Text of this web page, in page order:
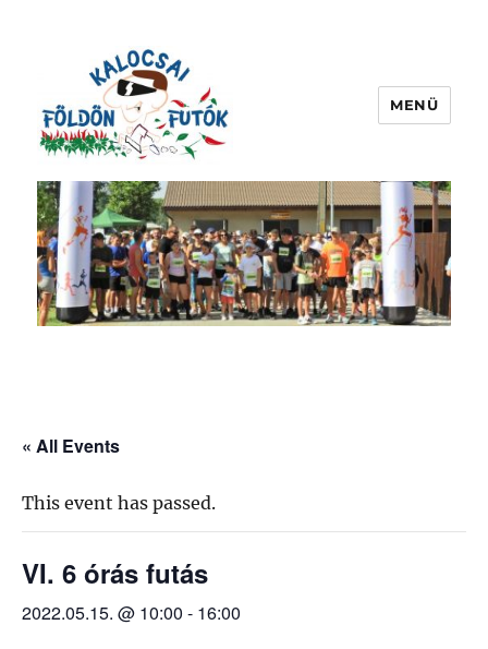
kalocsaifoldonfutok.hu
MENÜ
« All Events
This event has passed.
VI. 6 órás futás
2022.05.15. @ 10:00 - 16:00